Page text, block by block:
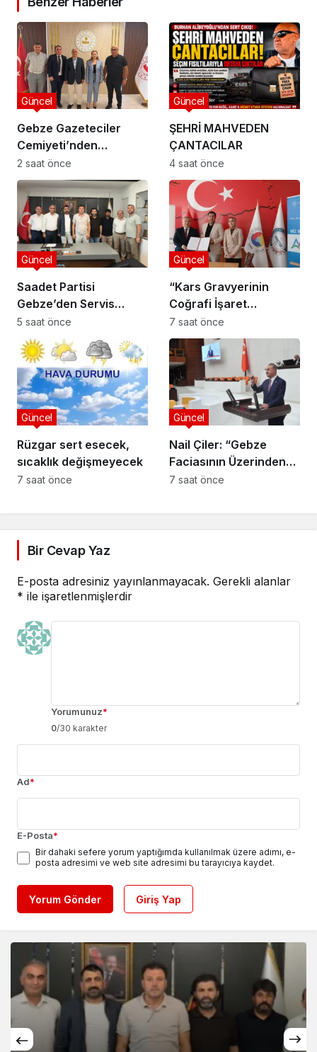
Gebze Gazeteciler
Cemiyeti’nden
Kaymakam Özyiğit’e
Ziyaret
Güncel
2 saat önce
ŞEHRİ MAHVEDEN
ÇANTACILAR
Güncel
4 saat önce
Saadet Partisi
Gebze’den Servis
Esnafına Destek
Ziyareti: “Sektörde
Adalet Sağlanmalı”
Güncel
5 saat önce
“Kars Gravyerinin
Coğrafi İşaret
Niteliğinin
Güçlendirilmesi
Projesi”
Güncel
7 saat önce
Rüzgar sert esecek,
sıcaklık değişmeyecek
Güncel
7 saat önce
Nail Çiler: “Gebze
Faciasının Üzerinden
280 Gün Geçti,
Güncel
7 saat önce
Bir Cevap Yaz
E-posta adresiniz yayınlanmayacak. Gerekli alanlar
* ile işaretlenmişlerdir
Yorumunuz*
0/30 karakter
Ad*
E-Posta*
Bir dahaki sefere yorum yaptığımda kullanılmak üzere adımı, e-
posta adresimi ve web site adresimi bu tarayıcıya kaydet.
Yorum Gönder Giriş Yap